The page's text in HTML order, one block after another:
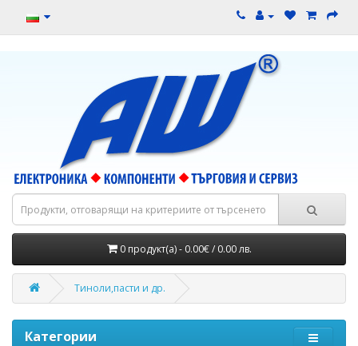
0 продукт(а) - 0.00€ / 0.00 лв.
Тиноли,пасти и др.
Категории